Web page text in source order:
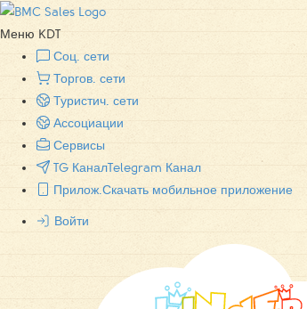
Меню KDT
Соц. сети
Торгов. сети
Туристич. сети
Ассоциации
Сервисы
TG КаналTelegram Канал
Прилож. Скачать мобильное приложение
Войти